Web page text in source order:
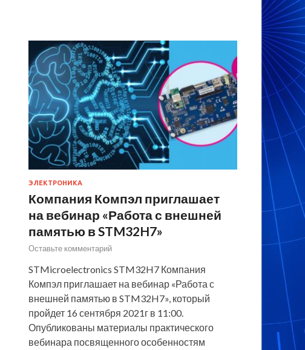
ЭЛЕКТРОНИКА
Компания Компэл приглашает
на вебинар «Работа с внешней
памятью в STM32H7»
Оставьте комментарий
STMicroelectronics STM32H7 Компания
Компэл приглашает на вебинар «Работа с
внешней памятью в STM32H7», который
пройдет 16 сентября 2021г в 11:00.
Опубликованы материалы практического
вебинара посвященного особенностям